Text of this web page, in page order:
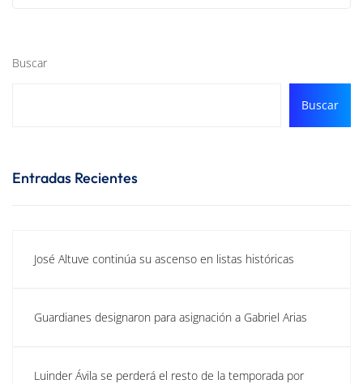
Buscar
Buscar
Entradas Recientes
José Altuve continúa su ascenso en listas históricas
Guardianes designaron para asignación a Gabriel Arias
Luinder Ávila se perderá el resto de la temporada por